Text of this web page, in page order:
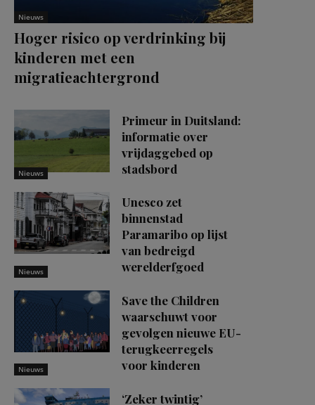
Nieuws
Hoger risico op verdrinking bij
kinderen met een
migratieachtergrond
Nieuws
Primeur in Duitsland:
informatie over
vrijdaggebed op
stadsbord
Nieuws
Unesco zet
binnenstad
Paramaribo op lijst
van bedreigd
werelderfgoed
Nieuws
Save the Children
waarschuwt voor
gevolgen nieuwe EU-
terugkeerregels
voor kinderen
‘Zeker twintig’